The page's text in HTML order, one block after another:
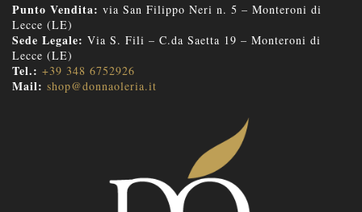
Punto Vendita: via San Filippo Neri n. 5 – Monteroni di
Lecce (LE)
Sede Legale: Via S. Fili – C.da Saetta 19 – Monteroni di
Lecce (LE)
Tel.: +39 348 6752926
Mail: shop@donnaoleria.it